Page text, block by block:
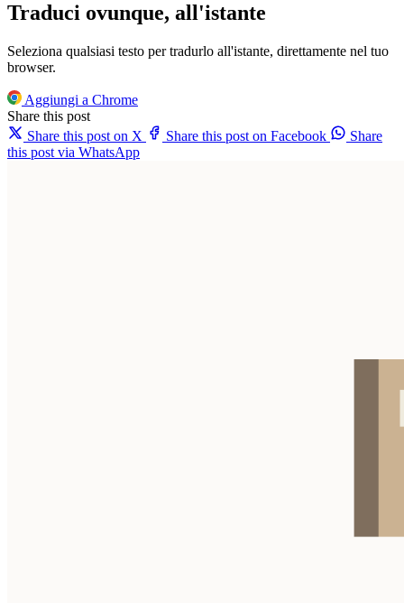
Traduci ovunque, all'istante
Seleziona qualsiasi testo per tradurlo all'istante, direttamente nel tuo
browser.
Aggiungi a Chrome
Share this post
Share this post on X
Share this post on Facebook
Share
this post via WhatsApp